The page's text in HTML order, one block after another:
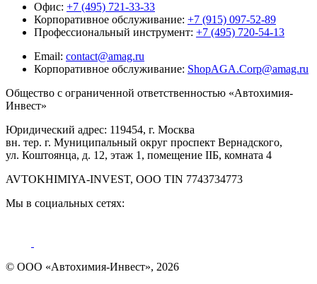
Офис: +7 (495) 721-33-33
Корпоративное обслуживание: +7 (915) 097-52-89
Профессиональный инструмент: +7 (495) 720-54-13
Email: contact@amag.ru
Корпоративное обслуживание: ShopAGA.Corp@amag.ru
Общество с ограниченной ответственностью «Автохимия-
Инвест»
Юридический адрес: 119454, г. Москва
вн. тер. г. Муниципальный округ проспект Вернадского,
ул. Коштоянца, д. 12, этаж 1, помещение IIБ, комната 4
AVTOKHIMIYA-INVEST, OOO TIN 7743734773
Мы в социальных сетях:
© ООО «Автохимия-Инвест», 2026